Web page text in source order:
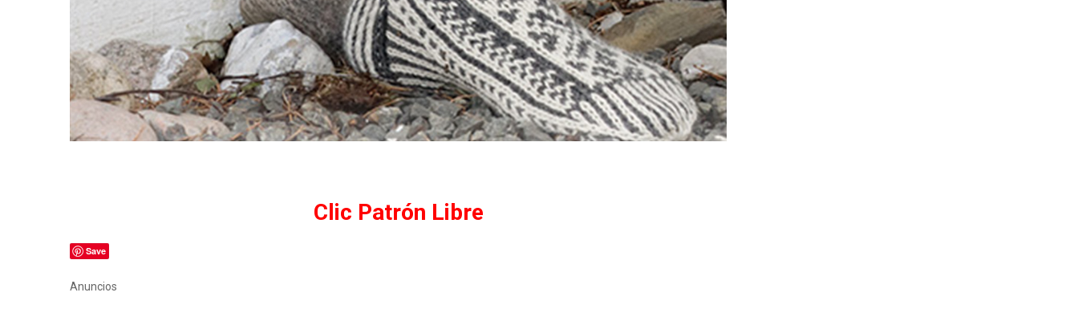
Clic Patrón Libre
Save
Anuncios